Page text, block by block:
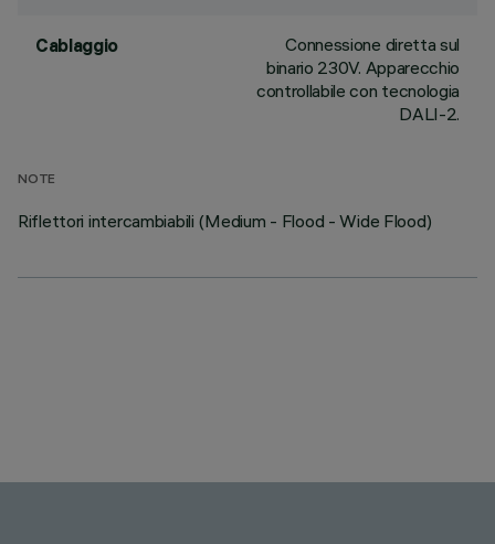
Cablaggio
Connessione diretta sul
binario 230V. Apparecchio
controllabile con tecnologia
DALI-2.
NOTE
Riflettori intercambiabili (Medium - Flood - Wide Flood)